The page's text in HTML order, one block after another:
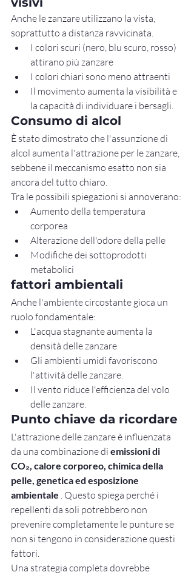
Anche le zanzare utilizzano la vista,
soprattutto a distanza ravvicinata.
I colori scuri (nero, blu scuro, rosso)
attirano più zanzare
I colori chiari sono meno attraenti
Il movimento aumenta la visibilità e
la capacità di individuare i bersagli.
Consumo di alcol
È stato dimostrato che l'assunzione di
alcol aumenta l'attrazione per le zanzare,
sebbene il meccanismo esatto non sia
ancora del tutto chiaro.
Tra le possibili spiegazioni si annoverano:
Aumento della temperatura
corporea
Alterazione dell'odore della pelle
Modifiche dei sottoprodotti
metabolici
fattori ambientali
Anche l'ambiente circostante gioca un
ruolo fondamentale:
L'acqua stagnante aumenta la
densità delle zanzare
Gli ambienti umidi favoriscono
l'attività delle zanzare.
Il vento riduce l'efficienza del volo
delle zanzare.
Punto chiave da ricordare
L'attrazione delle zanzare è influenzata
da una combinazione di emissioni di
CO₂, calore corporeo, chimica della
pelle, genetica ed esposizione
ambientale . Questo spiega perché i
repellenti da soli potrebbero non
prevenire completamente le punture se
non si tengono in considerazione questi
fattori.
Una strategia completa dovrebbe